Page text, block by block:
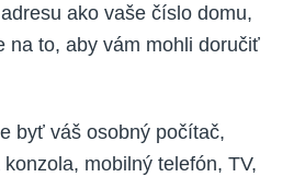
ako vaše číslo domu,
na to, aby vám mohli doručiť
byť váš osobný počítač,
mobilný telefón, TV,